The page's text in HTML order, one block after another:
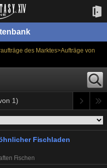
des Marktes>Aufträge von
1)
Fischladen
Fischen